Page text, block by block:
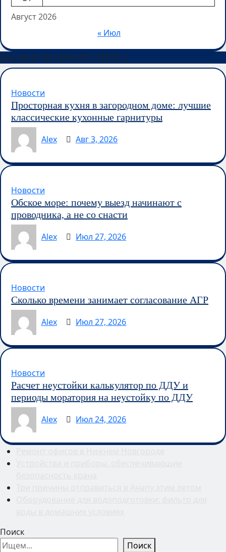
Август 2026
« Июл
ВЫ МОГЛИ ПРОПУСТИТЬ
Новости
Просторная кухня в загородном доме: лучшие
классические кухонные гарнитуры
Alex
Авг 3, 2026
Новости
Обское море: почему выезд начинают с
проводника, а не со снасти
Alex
Июл 27, 2026
Новости
Сколько времени занимает согласование АГР
Alex
Июл 27, 2026
Новости
Расчет неустойки калькулятор по ДДУ и
периоды моратория на неустойку по ДДУ
Alex
Июл 24, 2026
Поиск
Поиск